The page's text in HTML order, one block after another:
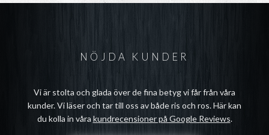
NÖJDA KUNDER
Vi är stolta och glada över de fina betyg vi får från våra
kunder. Vi läser och tar till oss av både ris och ros. Här kan
du kolla in våra kundrecensioner på Google Reviews.